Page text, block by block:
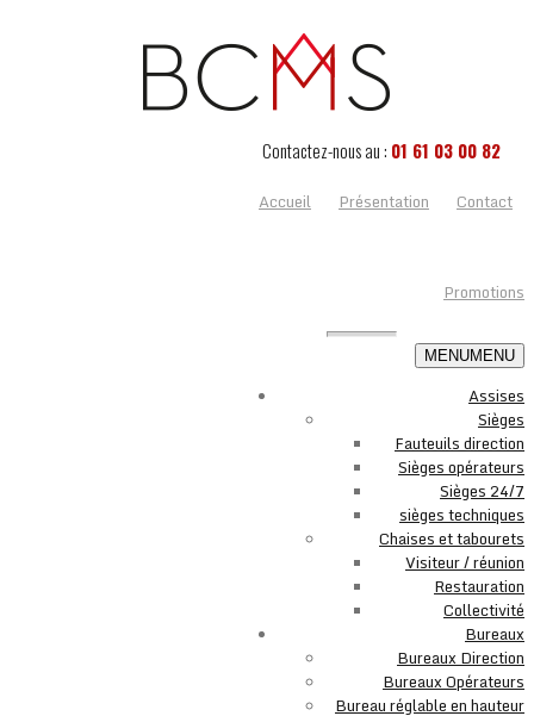
Contactez-nous au : 01 61 03 00 82
Accueil
Présentation Contact
Promotions
MENUMENU
Assises
Sièges
Fauteuils direction
Sièges opérateurs
Sièges 24/7
sièges techniques
Chaises et tabourets
Visiteur / réunion
Restauration
Collectivité
Bureaux
Bureaux Direction
Bureaux Opérateurs
Bureau réglable en hauteur